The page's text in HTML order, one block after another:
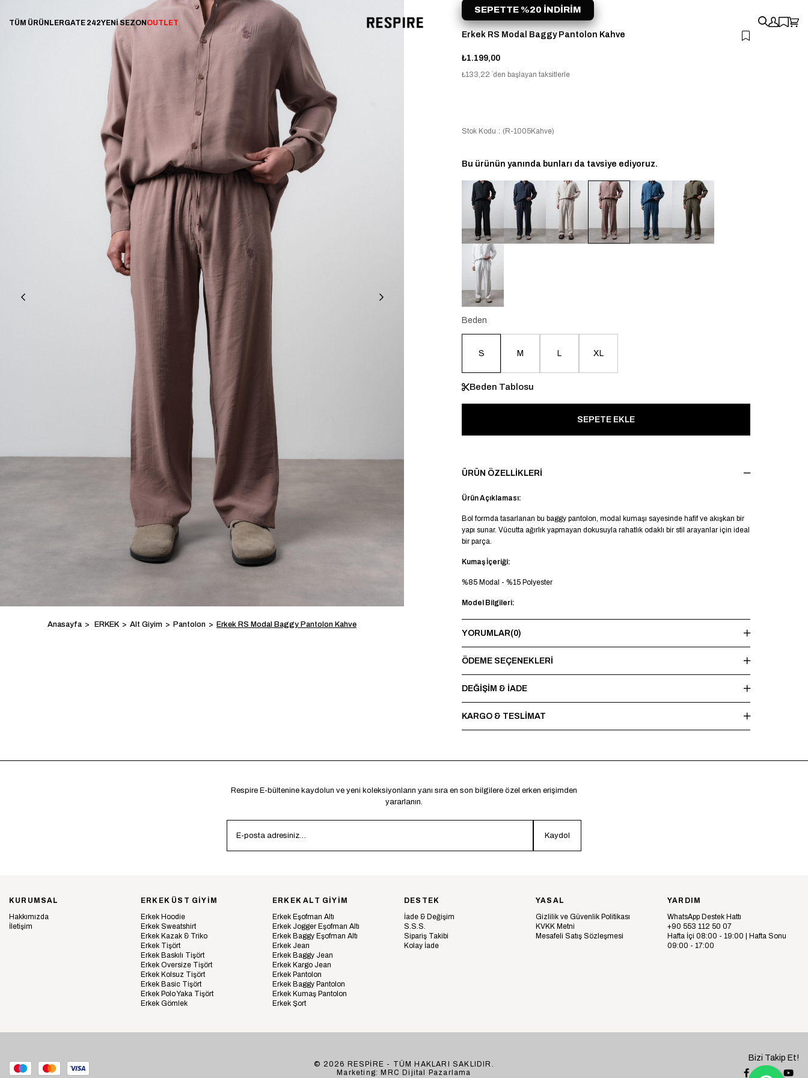
TÜM ÜRÜNLERGATE 242YENİ SEZONOUTLET
Anasayfa ERKEK Alt Giyim Pantolon Erkek RS Modal Baggy Pantolon Kahve
Erkek RS Modal Baggy Pantolon Kahve
₺1.199,00
₺133,22 `den başlayan taksitlerle
SEPETTE %20 İNDİRİM
Stok Kodu (R-1005Kahve)
Bu ürünün yanında bunları da tavsiye ediyoruz.
Beden
S M L XL
Beden Tablosu
ÜRÜN ÖZELLIKLERI
Ürün Açıklaması:
Bol formda tasarlanan bu baggy pantolon, modal kumaşı sayesinde hafif ve akışkan bir
yapı sunar. Vücutta ağırlık yapmayan dokusuyla rahatlık odaklı bir stil arayanlar için ideal
bir parça.
Kumaş İçeriği:
%85 Modal - %15 Polyester
Model Bilgileri:
Maksimum 30°C’de tersten yıkayınız, ağartıcı ve kurutucu kullanmayınız. Ütüleme
sırasında baskı ve nakışlı bölgelere doğrudan ısı uygulamaktan kaçınınız.
YORUMLAR(0)
ÖDEME SEÇENEKLERI
DEĞİŞİM & İADE
KARGO & TESLİMAT
Respire E-bültenine kaydolun ve yeni koleksiyonların yanı sıra en son bilgilere özel erken erişimden
yararlanın.
Kaydol
KURUMSAL
Hakkımızda
İletişim
ERKEK ÜST GİYİM
Erkek Hoodie
Erkek Sweatshirt
Erkek Kazak & Triko
Erkek Tişört
Erkek Baskılı Tişört
Erkek Oversize Tişört
Erkek Kolsuz Tişört
Erkek Basic Tişört
Erkek Polo Yaka Tişört
Erkek Gömlek
ERKEK ALT GİYİM
Erkek Eşofman Altı
Erkek Jogger Eşofman Altı
Erkek Baggy Eşofman Altı
Erkek Jean
Erkek Baggy Jean
Erkek Kargo Jean
Erkek Pantolon
Erkek Baggy Pantolon
Erkek Kumaş Pantolon
Erkek Şort
DESTEK
İade & Değişim
S.S.S.
Sipariş Takibi
Kolay İade
YASAL
Gizlilik ve Güvenlik Politikası
KVKK Metni
Mesafeli Satış Sözleşmesi
YARDIM
WhatsApp Destek Hattı
+90 553 112 50 07
Hafta İçi 08:00 - 19:00 | Hafta Sonu
09:00 - 17:00
© 2026 RESPİRE - TÜM HAKLARI SAKLIDIR.
Marketing: MRC Dijital Pazarlama
Bizi Takip Et!